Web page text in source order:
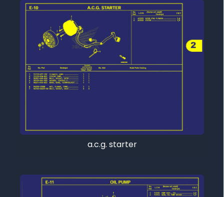
a.c.g. starter